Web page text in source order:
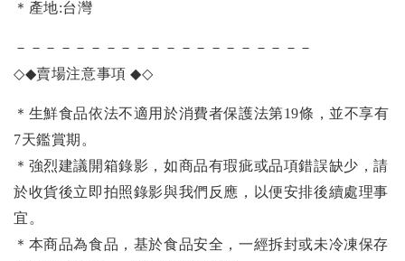
＊產地:台灣
－－－－－－－－－－－－－－－－－－－－
◇◆賣場注意事項◆◇
＊生鮮食品依法不適用於消費者保護法第19條，並不享有
7天鑑賞期。
＊強烈建議開箱錄影，如商品有瑕疵或品項錯誤缺少，請
於收貨後立即拍照錄影與我們反應，以便安排後續處理事
宜。
＊本商品為食品，基於食品安全，一經拆封或未冷凍保存